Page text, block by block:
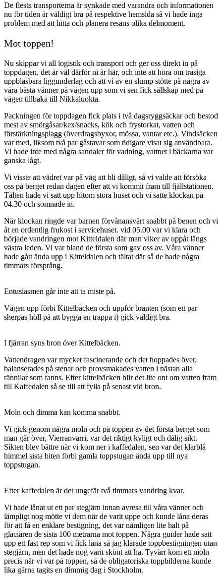
De flesta transporterna är synkade med varandra och informationen
nu för tiden är väldigt bra på respektive hemsida så vi hade inga
problem med att hitta och planera resans olika delmoment.
Mot toppen!
Nu skippar vi all logistik och transport och ger oss direkt in på
toppdagen, det är väl därför ni är här, och inte att höra om trasiga
uppblåsbara liggunderlag och att vi av en slump stötte på några av
våra bästa vänner på vägen upp som vi sen fick sällskap med på
vägen tillbaka till Nikkaluokta.
Packningen för toppdagen fick plats i två dagsryggsäckar och bestod
mest av smörgåsar/kex/snacks, kök och frystorkat, vatten och
förstärkningsplagg (överdragsbyxor, mössa, vantar etc.). Vindsäcken
var med, liksom två par gåstavar som tidigare visat sig användbara.
Vi hade inte med några sandaler för vadning, vattnet i bäckarna var
ganska lågt.
Vi visste att vädret var på väg att bli dåligt, så vi valde att försöka
oss på berget redan dagen efter att vi kommit fram till fjällstationen.
Tälten hade vi satt upp hitom stora huset och vi satte klockan på
04.30 och somnade in.
När klockan ringde var barnen förvånansvärt snabbt på benen och vi
åt en ordentlig frukost i servicehuset. vid 05.00 var vi klara och
började vandringen mot Kitteldalen där man viker av uppåt längs
västra leden. Vi var bland de första som gav oss av. Våra vänner
hade gått ända upp i Kitteldalen och tältat där så de hade några
timmars försprång.
Entusiasmen går inte att ta miste på.
Vägen upp förbi Kittelbäcken och uppför branten (som ett par
sherpas höll på att bygga en trappa i) gick väldigt bra.
I fjärran syns bron över Kittelbäcken.
Vattendragen var mycket fascinerande och det hoppades över,
balanserades på stenar och provsmakades vatten i nästan alla
rännilar som fanns. Efter kittelbäcken blir det lite ont om vatten fram
till Kaffedalen så se till att fylla på senast vid bron.
Moln och dimma kan komma snabbt.
Vi gick genom några moln och på toppen av det första berget som
man går över, Vierranvarri, var det riktigt kyligt och dålig sikt.
Sikten blev bättre när vi kom ner i kaffedalen, sen var det klarblå
himmel sista biten förbi gamla toppstugan ända upp till nya
toppstugan.
Efter kaffedalen är det ungefär två timmars vandring kvar.
Vi hade lånat ut ett par stegjärn innan avresa till våra vänner och
lämpligt nog mötte vi dem när de varit uppe och kunde låna deras
för att få en enklare bestigning, det var nämligen lite halt på
glaciären de sista 100 metrarna mot toppen. Några guider hade satt
upp ett fast rep som vi fick låna så jag klarade toppbestigningen utan
stegjärn, men det hade nog varit skönt att ha. Tyvärr kom ett moln
precis när vi var på toppen, så de obligatoriska toppbilderna kunde
lika gärna tagits en dimmig dag i Stockholm.